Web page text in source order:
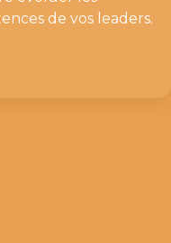
de vos leaders.